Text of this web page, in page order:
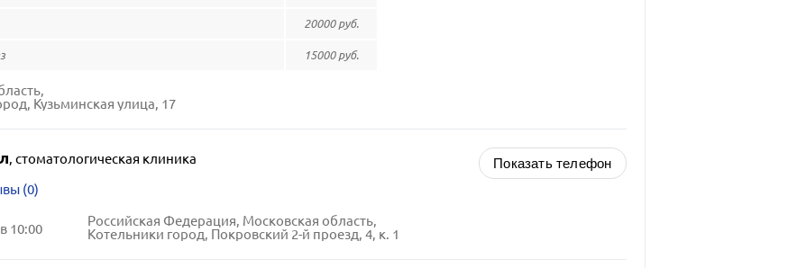
20000 руб.
15000 руб.
Кузьминская улица, 17
, стоматологическая клиника
(0)
10:00
Российская Федерация, Московская область,
Котельники город, Покровский 2-й проезд, 4, к. 1
Показать телефон